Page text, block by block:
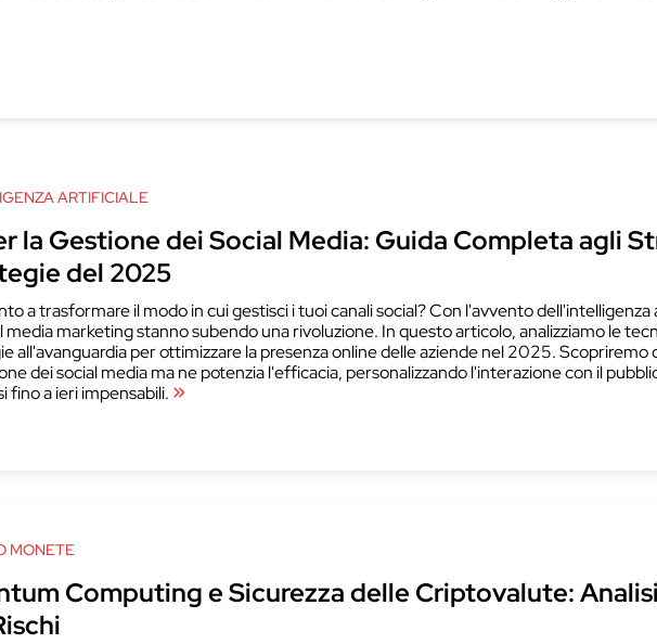
ARTIFICIALE
la Gestione dei Social Media: Guida Completa agli
del 2025
a trasformare il modo in cui gestisci i tuoi canali social? Con l'avvento
media marketing stanno subendo una rivoluzione. In questo articolo, analizziamo le
all'avanguardia per ottimizzare la presenza online delle aziende nel 2025. Scopriremo
dei social media ma ne potenzia l'efficacia, personalizzando l'interazione con il
fino a ieri impensabili.
MONETE
Computing e Sicurezza delle Criptovalute: